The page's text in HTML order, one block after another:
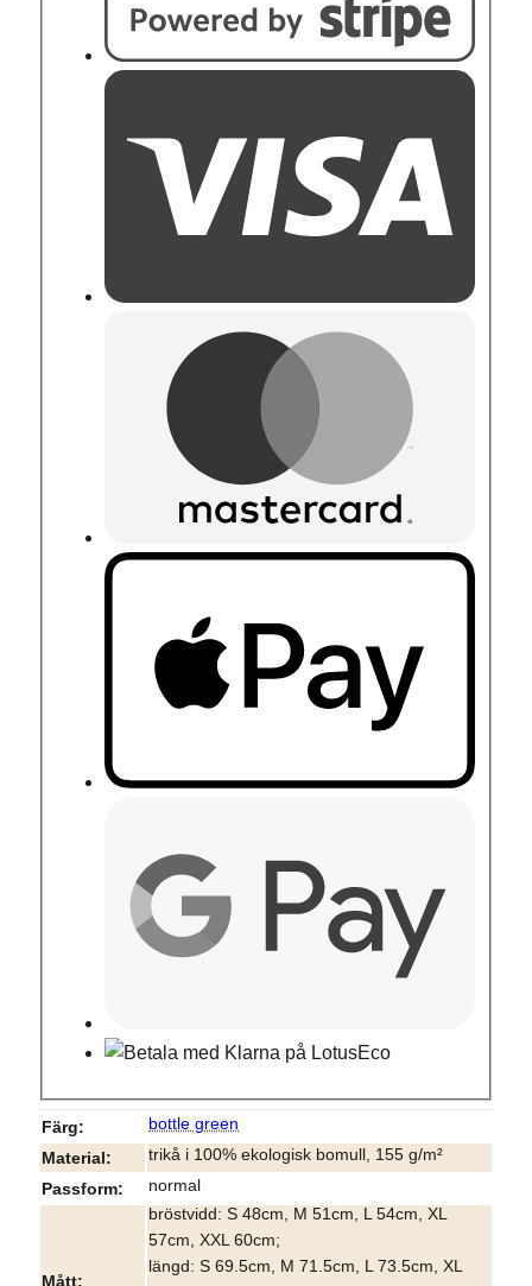
Färg
bottle green
Material
trikå i 100% ekologisk bomull, 155 g/m²
Passform
normal
Mått
bröstvidd: S 48cm, M 51cm, L 54cm, XL
57cm, XXL 60cm;
längd: S 69.5cm, M 71.5cm, L 73.5cm, XL